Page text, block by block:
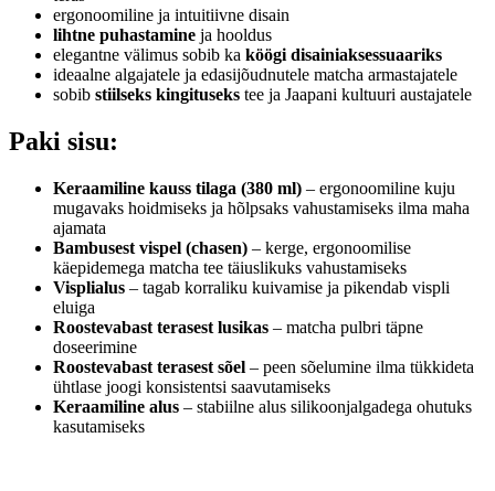
ergonoomiline ja intuitiivne disain
lihtne puhastamine ja hooldus
elegantne välimus sobib ka köögi disainiaksessuaariks
ideaalne algajatele ja edasijõudnutele matcha armastajatele
sobib stiilseks kingituseks tee ja Jaapani kultuuri austajatele
Paki sisu:
Keraamiline kauss tilaga (380 ml) – ergonoomiline kuju
mugavaks hoidmiseks ja hõlpsaks vahustamiseks ilma maha
ajamata
Bambusest vispel (chasen) – kerge, ergonoomilise
käepidemega matcha tee täiuslikuks vahustamiseks
Visplialus – tagab korraliku kuivamise ja pikendab vispli
eluiga
Roostevabast terasest lusikas – matcha pulbri täpne
doseerimine
Roostevabast terasest sõel – peen sõelumine ilma tükkideta
ühtlase joogi konsistentsi saavutamiseks
Keraamiline alus – stabiilne alus silikoonjalgadega ohutuks
kasutamiseks